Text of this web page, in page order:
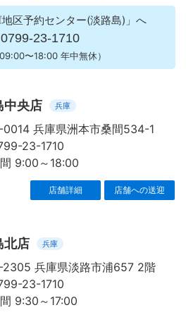
区予約センター(淡路島)」へ
0799-23-1710
〜18:00 年中無休）
中央店 兵庫
兵庫県洲本市桑間534-1
23-1710
9:00～18:00
店舗詳細 店舗への送迎
北店 兵庫
兵庫県淡路市浦657 2階
23-1710
9:30～17:00